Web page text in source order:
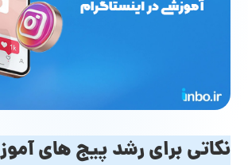
نکاتی برای رشد پیج های